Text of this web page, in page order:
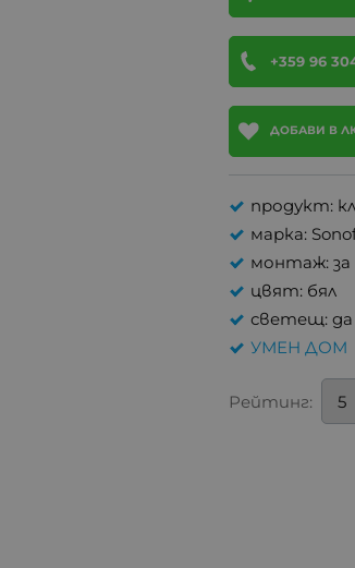
+359 96
ДОБАВИ В
продукт:
марка:
монтаж: за
цвят: бял
светещ: да
УМЕН ДОМ
Рейтинг: